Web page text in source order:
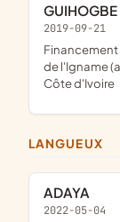
GUIHOGBE
2019-09-21
financement de matériel visant à promouvoir la culture
de l'Igname
Côte d'Ivoire
LANGUEUX
ADAYA
2022-05-04